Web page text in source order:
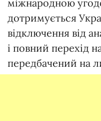
міжнародною
дотримується
відключення від
і повний перехід
передбачений на